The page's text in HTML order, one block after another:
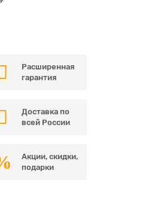
Расширенная
гарантия
Доставка по
всей России
Акции, скидки,
подарки